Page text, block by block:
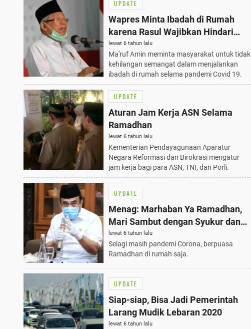
UPDATE
Wapres Minta Ibadah di Rumah
karena Rasul Wajibkan Hindari
Bahaya
lewat 6 tahun lalu
Ma'ruf Amin meminta masyarakat untuk tidak
kehilangan semangat dalam menjalankan
ibadah di rumah selama pandemi Covid 19.
UPDATE
Aturan Jam Kerja ASN Selama
Ramadhan
lewat 6 tahun lalu
Kementerian Pendayagunaan Aparatur
Negara Reformasi dan Birokrasi mengatur
jam kerja bagi para ASN, TNI, dan Porli.
UPDATE
Menag: Marhaban Ya Ramadhan,
Mari Sambut dengan Syukur dan
Sukacita
lewat 6 tahun lalu
Selagi masih pandemi Corona, berpuasa
Ramadhan di rumah saja.
UPDATE
Siap-siap, Bisa Jadi Pemerintah
Larang Mudik Lebaran 2020
lewat 6 tahun lalu